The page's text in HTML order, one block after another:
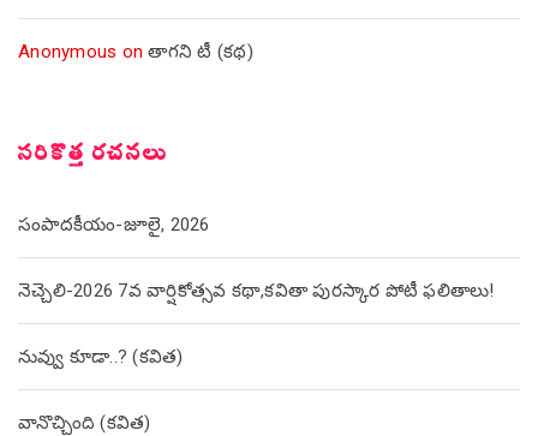
Anonymous onతాగని టీ (కథ)
సరికొత్త రచనలు
సంపాదకీయం-జూలై, 2026
నెచ్చెలి-2026 7వ వార్షికోత్సవ కథా,కవితా పురస్కార పోటీ ఫలితాలు!
నువ్వు కూడా..? (కవిత)
వానొచ్చింది (కవిత)